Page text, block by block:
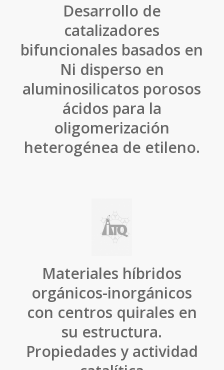
Desarrollo de
catalizadores
bifuncionales basados en
Ni disperso en
aluminosilicatos porosos
ácidos para la
oligomerización
heterogénea de etileno.
Materiales híbridos
orgánicos-inorgánicos
con centros quirales en
su estructura.
Propiedades y actividad